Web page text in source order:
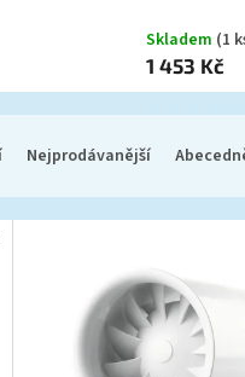
Skladem (1
1 453 Kč
Nejprodávanější